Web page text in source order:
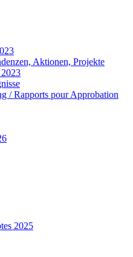
Aktionen, Projekte
/ Rapports pour Approbation
2025